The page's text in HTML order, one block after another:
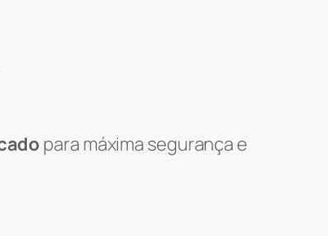
para máxima segurança e